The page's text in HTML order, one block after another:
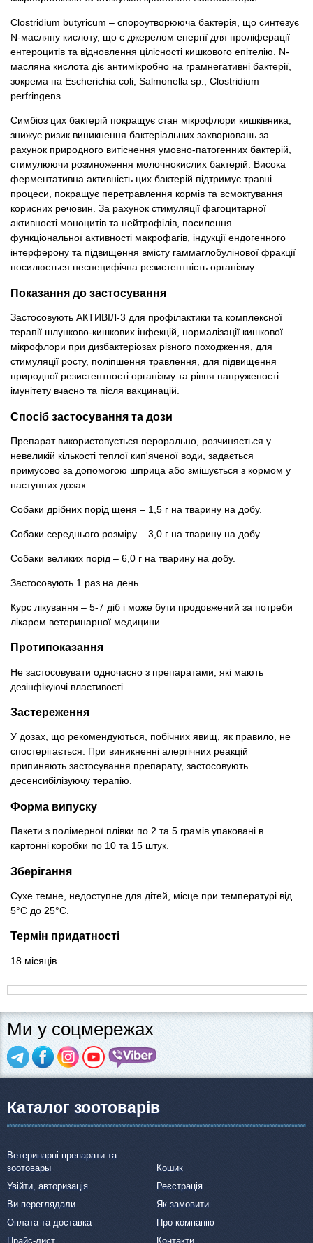
Clostridium butyricum – спороутворююча бактерія, що синтезує
N-масляну кислоту, що є джерелом енергії для проліферації
ентероцитів та відновлення цілісності кишкового епітелію. N-
масляна кислота діє антимікробно на грамнегативні бактерії,
зокрема на Escherichia coli, Salmonella sp., Clostridium
perfringens.
Симбіоз цих бактерій покращує стан мікрофлори кишківника,
знижує ризик виникнення бактеріальних захворювань за
рахунок природного витіснення умовно-патогенних бактерій,
стимулюючи розмноження молочнокислих бактерій. Висока
ферментативна активність цих бактерій підтримує травні
процеси, покращує перетравлення кормів та всмоктування
корисних речовин. За рахунок стимуляції фагоцитарної
активності моноцитів та нейтрофілів, посилення
функціональної активності макрофагів, індукції ендогенного
інтерферону та підвищення вмісту гаммаглобулінової фракції
посилюється неспецифічна резистентність організму.
Показання до застосування
Застосовують АКТИВІЛ-3 для профілактики та комплексної
терапії шлунково-кишкових інфекцій, нормалізації кишкової
мікрофлори при дизбактеріозах різного походження, для
стимуляції росту, поліпшення травлення, для підвищення
природної резистентності організму та рівня напруженості
імунітету вчасно та після вакцинацій.
Спосіб застосування та дози
Препарат використовується перорально, розчиняється у
невеликій кількості теплої кип'яченої води, задається
примусово за допомогою шприца або змішується з кормом у
наступних дозах:
Собаки дрібних порід щеня – 1,5 г на тварину на добу.
Собаки середнього розміру – 3,0 г на тварину на добу
Собаки великих порід – 6,0 г на тварину на добу.
Застосовують 1 раз на день.
Курс лікування – 5-7 діб і може бути продовжений за потреби
лікарем ветеринарної медицини.
Протипоказання
Не застосовувати одночасно з препаратами, які мають
дезінфікуючі властивості.
Застереження
У дозах, що рекомендуються, побічних явищ, як правило, не
спостерігається. При виникненні алергічних реакцій
припиняють застосування препарату, застосовують
десенсибілізуючу терапію.
Форма випуску
Пакети з полімерної плівки по 2 та 5 грамів упаковані в
картонні коробки по 10 та 15 штук.
Зберігання
Сухе темне, недоступне для дітей, місце при температурі від
5°С до 25°С.
Термін придатності
18 місяців.
Ми у соцмережах
Каталог зоотоварів
Ветеринарні препарати та
зоотовары
Кошик
Увійти, авторизація
Реєстрація
Ви переглядали
Як замовити
Оплата та доставка
Про компанію
Прайс-лист
Контакти